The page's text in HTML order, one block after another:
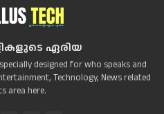
ഏരിയ
designed for who speaks and
Technology, News related
area here.